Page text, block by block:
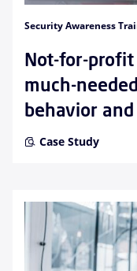
Security Awareness
Not-for-
much-
behavior
Case Study